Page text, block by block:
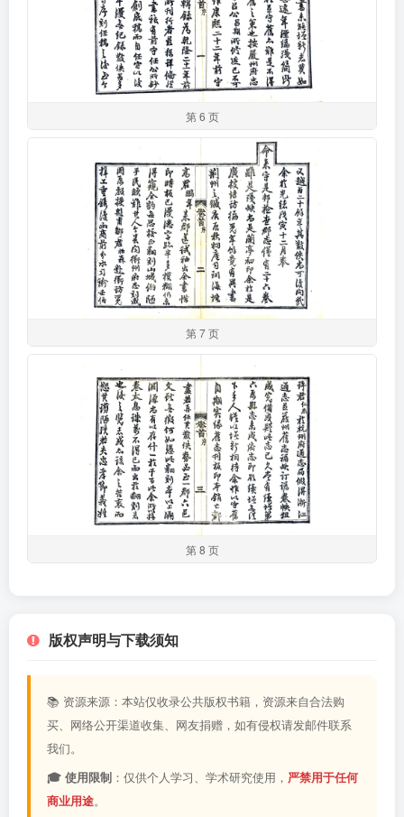
第 6 页
第 7 页
第 8 页
版权声明与下载须知
📚 资源来源：本站仅收录公共版权书籍，资源来自合法购
买、网络公开渠道收集、网友捐赠，如有侵权请发邮件联系
我们。
🎓 使用限制 ：仅供个人学习、学术研究使用， 严禁用于任何
商业用途。